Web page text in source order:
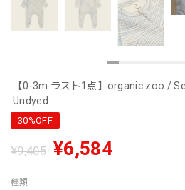
【0-3m ラスト1点】organic zoo /
Undyed
30%OFF
¥9,405 ¥6,584
種類